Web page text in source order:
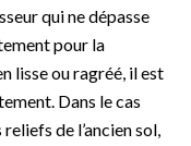
qui ne dépasse
pour la
lisse ou ragréé, il est
Dans le cas
de l’ancien sol,